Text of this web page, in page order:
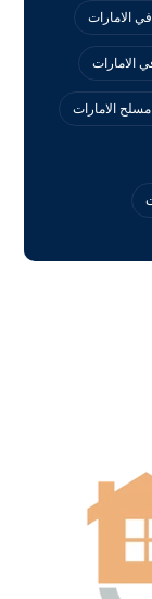
الامارات
الامارات
مسلح الامارات